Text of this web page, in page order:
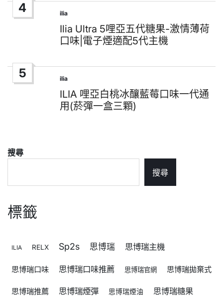
4
Posted
in
ilia
Ilia Ultra 5哩亞五代糖果-激情薄荷
口味|電子煙適配5代主機
5
Posted
in
ilia
ILIA 哩亞白桃冰釀藍莓口味一代通
用(菸彈一盒三顆)
搜尋
搜尋
標籤
ILIA RELX Sp2s 思博瑞 思博瑞主機
思博瑞口味 思博瑞口味推薦 思博瑞官網 思博瑞拋棄式
思博瑞推薦 思博瑞煙彈 思博瑞煙油 思博瑞糖果